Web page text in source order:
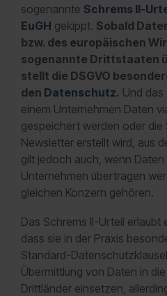
sogenannte Schrems II-
EuGH gekippt. Sobald
bzw. des europäischen
sogenannte Drittstaaten
stellt die DSGVO
den Datenschutz. Und das
einem Unternehmen Daten
gespeichert werden oder die
Newsletter erstellt wird, aus
gilt jedoch auch, wenn
Unternehmen übertragen
gleichen Konzern gehören.
Das Schrems II-Urteil erlaubt
dass sie in der Praxis
Standard-
Übermittlung von Daten in
Drittländer einsetzen,